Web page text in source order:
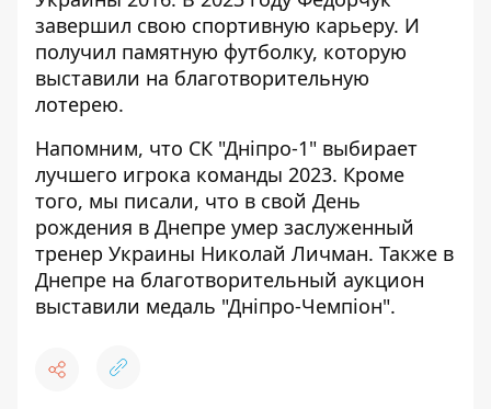
завершил свою спортивную карьеру. И
получил памятную футболку, которую
выставили на благотворительную
лотерею.
Напомним, что СК "Дніпро-1" выбирает
лучшего игрока команды 2023. Кроме
того, мы писали, что в свой День
рождения в Днепре умер заслуженный
тренер Украины Николай Личман. Также в
Днепре на благотворительный аукцион
выставили медаль "Дніпро-Чемпіон".